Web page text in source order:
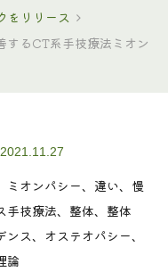
をリリース
するCT系手技療法ミオン
2021.11.27
ミオンパシー、違い、慢
手技療法、整体、整体
ス、オステオパシー、
論